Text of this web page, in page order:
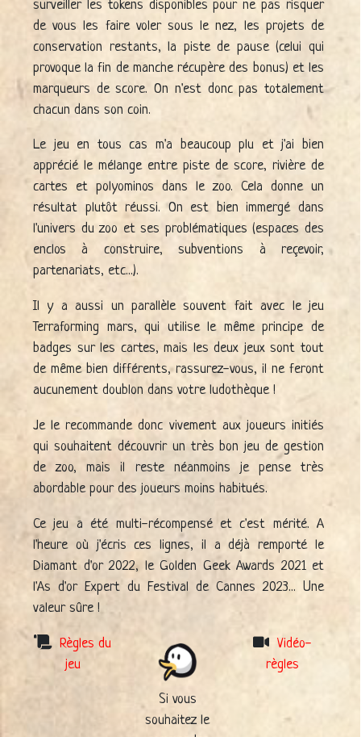
surveiller les tokens disponibles pour ne pas risquer
de vous les faire voler sous le nez, les projets de
conservation restants, la piste de pause (celui qui
provoque la fin de manche récupère des bonus) et les
marqueurs de score. On n'est donc pas totalement
chacun dans son coin.
Le jeu en tous cas m'a beaucoup plu et j'ai bien
apprécié le mélange entre piste de score, rivière de
cartes et polyominos dans le zoo. Cela donne un
résultat plutôt réussi. On est bien immergé dans
l'univers du zoo et ses problématiques (espaces des
enclos à construire, subventions à reçevoir,
partenariats, etc...).
Il y a aussi un parallèle souvent fait avec le jeu
Terraforming mars, qui utilise le même principe de
badges sur les cartes, mais les deux jeux sont tout
de même bien différents, rassurez-vous, il ne feront
aucunement doublon dans votre ludothèque !
Je le recommande donc vivement aux joueurs initiés
qui souhaitent découvrir un très bon jeu de gestion
de zoo, mais il reste néanmoins je pense très
abordable pour des joueurs moins habitués.
Ce jeu a été multi-récompensé et c'est mérité. A
l'heure où j'écris ces lignes, il a déjà remporté le
Diamant d'or 2022, le Golden Geek Awards 2021 et
l'As d'or Expert du Festival de Cannes 2023... Une
valeur sûre !
Règles du
jeu
Si vous
souhaitez le
Vidéo-
règles